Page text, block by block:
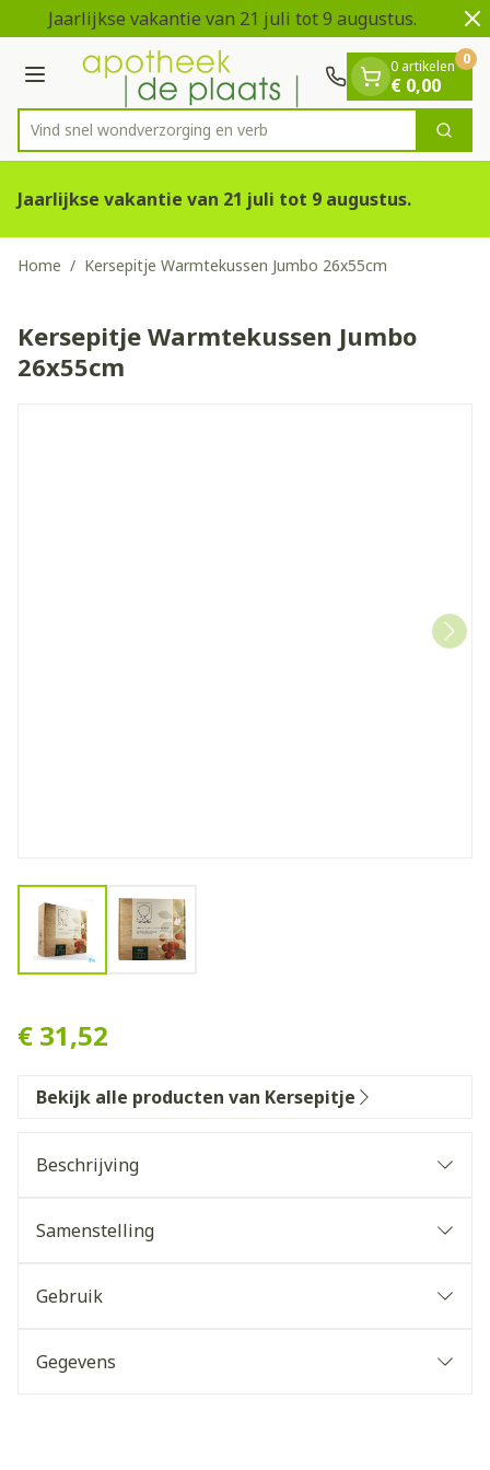
Ga naar de inhoud
1 van 2
Jaarlijkse vakantie van 21 juli tot 9 augustus.
Menu
Product, merk, categorie...
Vind snel wondverzorgin Zoek
0 artikelen
€ 0,00
0
Jaarlijkse vakantie van 21 juli tot 9 augustus.
Home / Kersepitje Warmtekussen Jumbo 26x55cm
Kersepitje Warmtekussen Jumbo
26x55cm
View larger imageView larger image
€ 31,52
Bekijk alle producten van Kersepitje
Beschrijving
Samenstelling
Vulling: kersenpitten
Gebruik
900-1000W
Gegevens